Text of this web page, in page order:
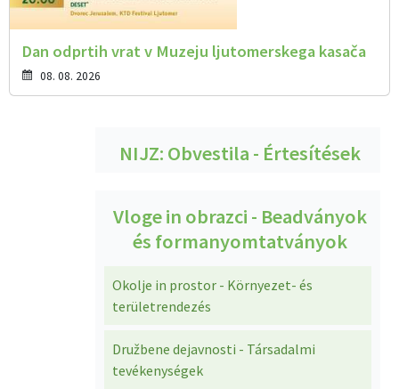
Dan odprtih vrat v Muzeju ljutomerskega kasača
08. 08. 2026
NIJZ: Obvestila - Értesítések
Vloge in obrazci - Beadványok
és formanyomtatványok
Okolje in prostor - Környezet- és
területrendezés
Družbene dejavnosti - Társadalmi
tevékenységek